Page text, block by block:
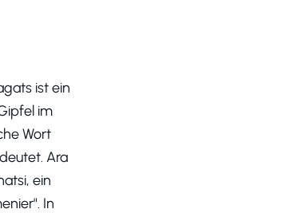
ist ein
im
Wort
Ara
ein
In